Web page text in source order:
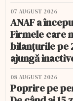
07 AUGUST 2026
ANAF a
Firmele care
bilanțurile pe
ajungă
08 AUGUST 2026
Poprire pe